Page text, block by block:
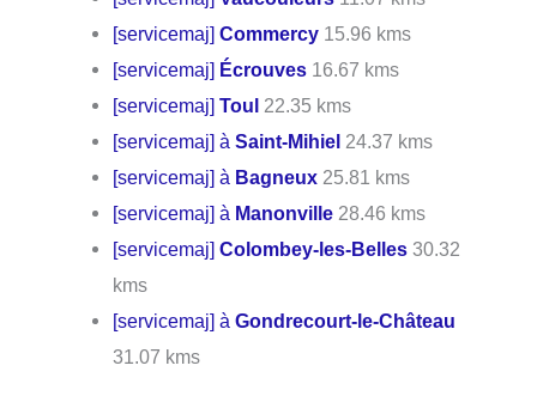
[servicemaj]Commercy 15.96 kms
[servicemaj] Écrouves 16.67 kms
[servicemaj]Toul 22.35 kms
[servicemaj] àSaint-Mihiel 24.37 kms
[servicemaj] à Bagneux 25.81 kms
[servicemaj] à Manonville 28.46 kms
[servicemaj]Colombey-les-Belles 30.32
kms
[servicemaj] àGondrecourt-le-Château
31.07 kms